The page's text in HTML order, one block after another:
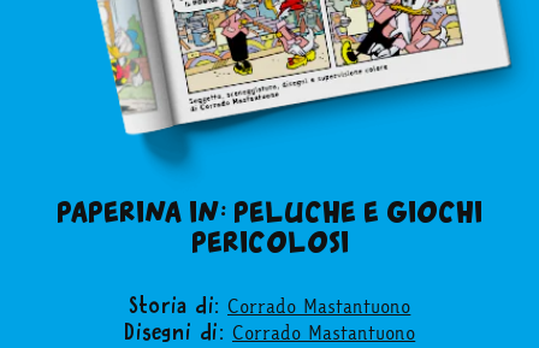
PAPERINA IN: PELUCHE E GIOCHI
PERICOLOSI
Storia di: Corrado Mastantuono
Disegni di: Corrado Mastantuono